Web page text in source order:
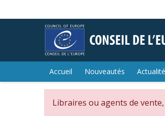
Accueil Nouveautés
Libraires ou agents de